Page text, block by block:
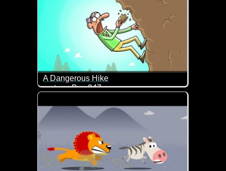
A Dangerous Hike
cartoon Box 247